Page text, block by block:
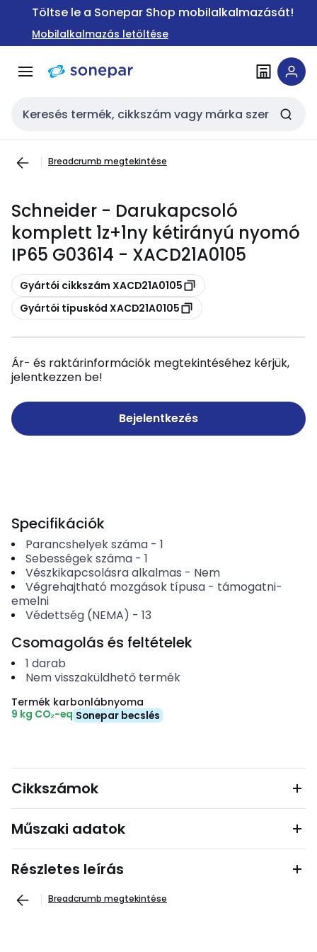
Ugrás a
Ugrás a
tartalomra
Töltse le a Sonepar Shop mobilalkalmazását!
Mobilalkalmazás letöltése
Keresési bemenet
Breadcrumb megtekintése
Schneider - Darukapcsoló
komplett 1z+1ny kétirányú nyomó
IP65 G03614 - XACD21A0105
Másolás
Gyártói cikkszám XACD21A0105
Másolás
Gyártói típuskód XACD21A0105
Ár- és raktárinformációk megtekintéséhez kérjük,
jelentkezzen be!
Bejelentkezés
Specifikációk
Parancshelyek száma- 1
Sebességek száma- 1
Vészkikapcsolásra alkalmas - Nem
Végrehajtható mozgások típusa- támogatni-
emelni
Védettség (NEMA) - 13
Csomagolás és feltételek
1 darab
Nem visszaküldhető termék
Termék karbonlábnyoma
9 kg CO₂-eq Sonepar becslés
Cikkszámok
Műszaki adatok
Részletes leírás
Breadcrumb megtekintése